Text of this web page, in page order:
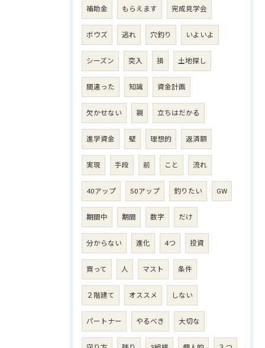
補助金 もらえます 完成見学会
ボウズ 逃れ 穴釣り いよいよ
シーズン 突入 損 土地探し
間違った 知識 資金計画
欠かせない 親 立ちはだかる
進学資金 壁 理想的 返済額
実現 手段 前 こと 流れ
40アップ 50アップ 釣りたい GW
期間中 期間 数字 だけ
分からない 進化 4つ 投資
買って 人 マスト 条件
２階建て オススメ しない
パートナー やるべき 大切な